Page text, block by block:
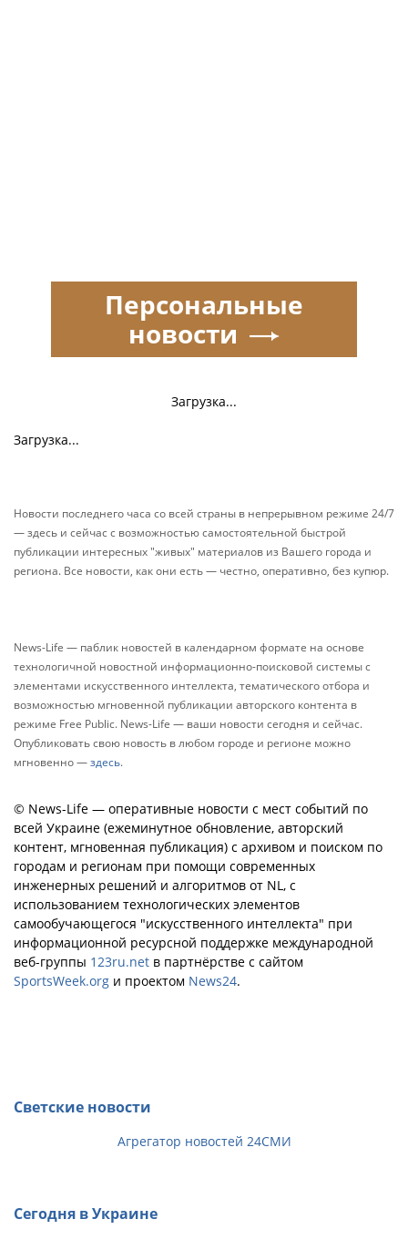
Загрузка...
Загрузка...
Персональные
новости
Новости последнего часа со всей страны в непрерывном режиме 24/7
— здесь и сейчас с возможностью самостоятельной быстрой
публикации интересных "живых" материалов из Вашего города и
региона. Все новости, как они есть — честно, оперативно, без купюр.
News-Life — паблик новостей в календарном формате на основе
технологичной новостной информационно-поисковой системы с
элементами искусственного интеллекта, тематического отбора и
возможностью мгновенной публикации авторского контента в
режиме Free Public. News-Life — ваши новости сегодня и сейчас.
Опубликовать свою новость в любом городе и регионе можно
мгновенно —здесь.
© News-Life — оперативные новости с мест событий по
всей Украине (ежеминутное обновление, авторский
контент, мгновенная публикация) с архивом и поиском по
городам и регионам при помощи современных
инженерных решений и алгоритмов от NL, с
использованием технологических элементов
самообучающегося "искусственного интеллекта" при
информационной ресурсной поддержке международной
веб-группы 123ru.net в партнёрстве с сайтом
SportsWeek.org и проектом News24.
Светские новости
Агрегатор новостей 24СМИ
Сегодня в Украине